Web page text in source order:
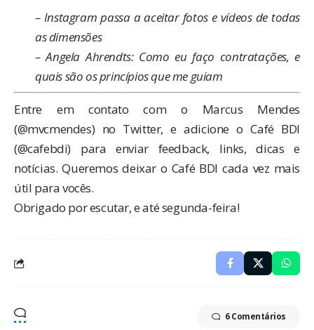
– Instagram passa a aceitar fotos e vídeos de todas
as dimensões
–Angela Ahrendts: Como eu faço contratações, e
quais são os princípios que me guiam
Entre em contato com o Marcus Mendes
(@mvcmendes) no Twitter, e adicione o Café BDI
(@cafebdi) para enviar feedback, links, dicas e
notícias. Queremos deixar o Café BDI cada vez mais
útil para vocês.
Obrigado por escutar, e até segunda-feira!
6 Comentários